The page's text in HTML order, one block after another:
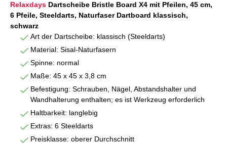
Relaxdays Dartscheibe Bristle Board X4 mit Pfeilen, 45 cm,
6 Pfeile, Steeldarts, Naturfaser Dartboard klassisch,
schwarz
Art der Dartscheibe: klassisch (Steeldarts)
Material: Sisal-Naturfasern
Spinne: normal
Maße: 45 x 45 x 3,8 cm
Befestigung: Schrauben, Nägel, Abstandshalter und
Wandhalterung enthalten; es ist Werkzeug erforderlich
Haltbarkeit: langlebig
Extras: 6 Steeldarts
Preisklasse: oberer Durchschnitt